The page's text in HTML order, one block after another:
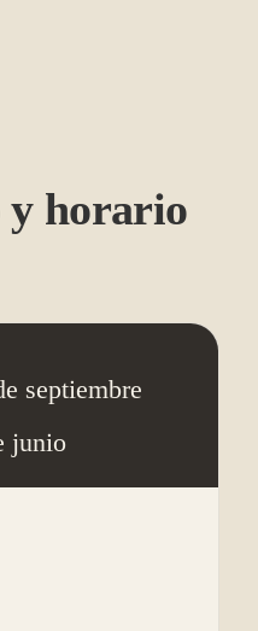
y horario
septiembre
junio